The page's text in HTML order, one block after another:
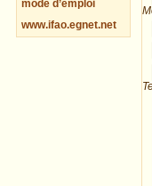
mode d’emploi
www.ifao.egnet.net